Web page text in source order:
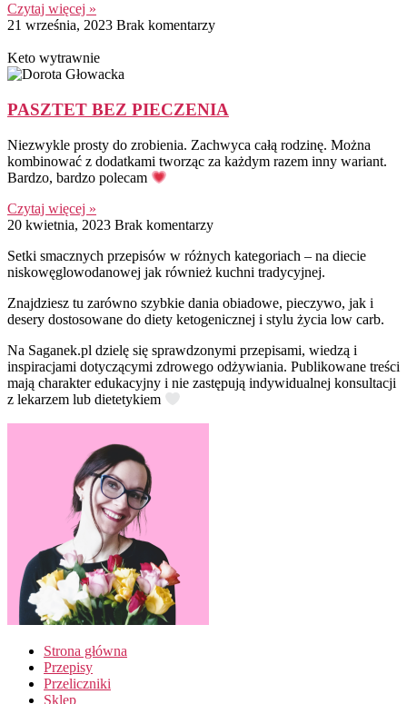
Czytaj więcej »
21 września, 2023 Brak komentarzy
Keto wytrawnie
PASZTET BEZ PIECZENIA
Niezwykle prosty do zrobienia. Zachwyca całą rodzinę. Można
kombinować z dodatkami tworząc za każdym razem inny wariant.
Bardzo, bardzo polecam
Czytaj więcej »
20 kwietnia, 2023 Brak komentarzy
Setki smacznych przepisów w różnych kategoriach – na diecie
niskowęglowodanowej jak również kuchni tradycyjnej.
Znajdziesz tu zarówno szybkie dania obiadowe, pieczywo, jak i
desery dostosowane do diety ketogenicznej i stylu życia low carb.
Na Saganek.pl dzielę się sprawdzonymi przepisami, wiedzą i
inspiracjami dotyczącymi zdrowego odżywiania. Publikowane treści
mają charakter edukacyjny i nie zastępują indywidualnej konsultacji
z lekarzem lub dietetykiem
Strona główna
Przepisy
Przeliczniki
Sklep